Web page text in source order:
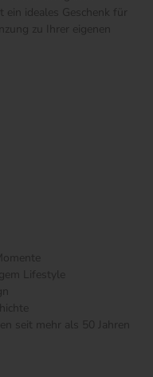
ideales Geschenk für
zu Ihrer eigenen
Lifestyle
seit mehr als 50 Jahren